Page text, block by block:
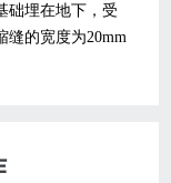
础埋在地下，受
缝的宽度为20mm